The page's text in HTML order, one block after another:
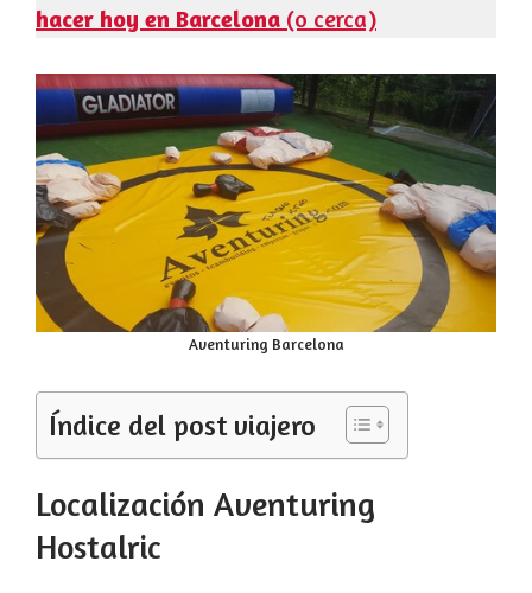
hacer hoy en Barcelona (o cerca)
Aventuring Barcelona
Índice del post viajero
Localización Aventuring
Hostalric